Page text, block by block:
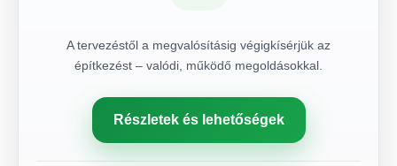
A tervezéstől a megvalósításig végigkísérjük az
építkezést – valódi, működő megoldásokkal.
Részletek és lehetőségek